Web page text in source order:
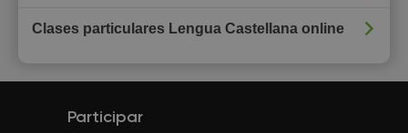
Clases particulares Lengua Castellana online
Participar